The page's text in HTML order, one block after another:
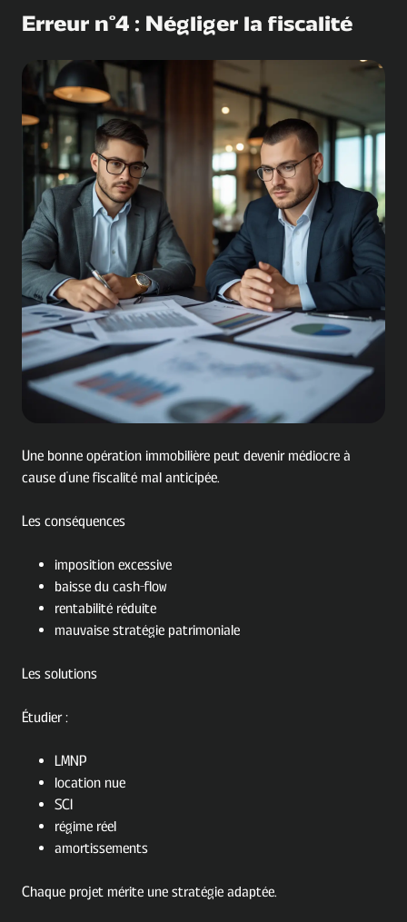
Erreur n°4 : Négliger la fiscalité
Une bonne opération immobilière peut devenir médiocre à
cause d'une fiscalité mal anticipée.
Les conséquences
imposition excessive
baisse du cash-flow
rentabilité réduite
mauvaise stratégie patrimoniale
Les solutions
Étudier :
LMNP
location nue
SCI
régime réel
amortissements
Chaque projet mérite une stratégie adaptée.